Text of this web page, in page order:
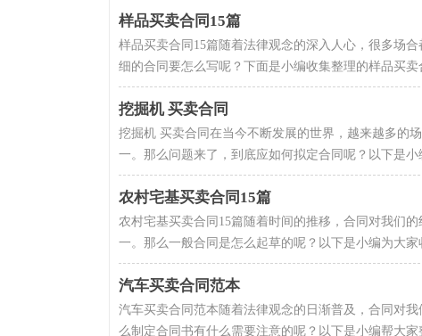
样品买卖合同15篇
样品买卖合同15篇随着法律观念的深入人心，很多场
细的合同要怎么写呢？下面是小编收集整理的样品买
挖掘机 买卖合同
挖掘机 买卖合同在当今不断发展的世界，越来越多的
一。那么问题来了，到底应如何拟定合同呢？以下是
农村宅基买卖合同15篇
农村宅基买卖合同15篇随着时间的推移，合同对我们
一。那么一般合同是怎么起草的呢？以下是小编为大
汽车买卖合同范本
汽车买卖合同范本随着法律观念的日渐普及，合同对
么制定合同书有什么需要注意的呢？以下是小编帮大